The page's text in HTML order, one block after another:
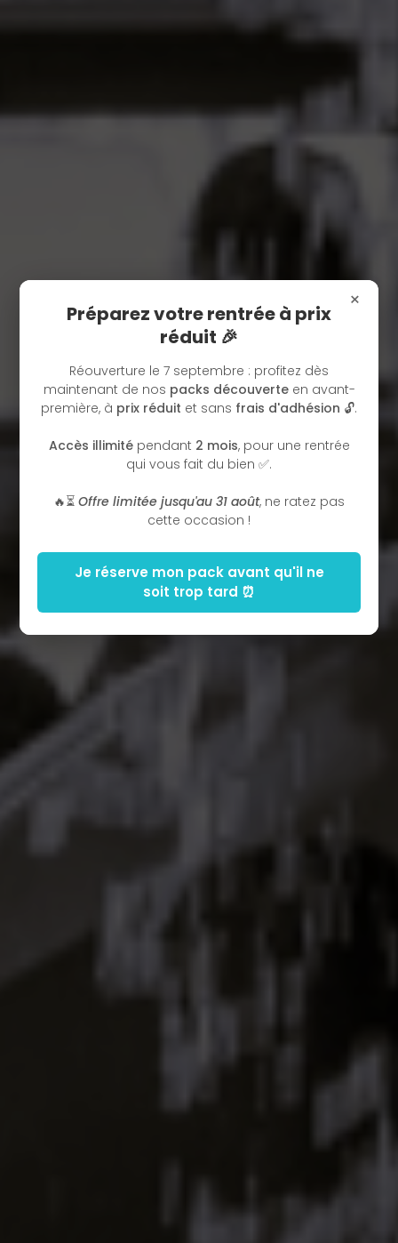
×
Préparez votre rentrée à prix
réduit 🎉
Réouverture le 7 septembre : profitez dès
maintenant de nos packs découverteen avant-
première, à prix réduit et sans frais d'adhésion 🔓.
Accès illimitépendant 2 mois, pour une rentrée
qui vous fait du bien ✅.
🔥⏳ Offre limitée jusqu'au 31 août, ne ratez pas
cette occasion !
Je réserve mon pack avant qu'il ne
soit trop tard ⏰